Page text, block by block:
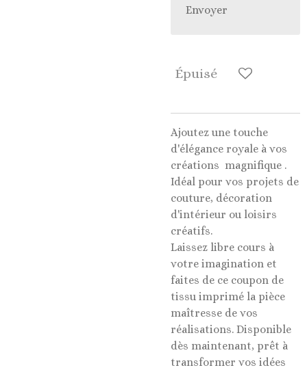
Envoyer
Épuisé
Ajoutez une touche
d'élégance royale à vos
créations magnifique .
Idéal pour vos projets de
couture, décoration
d'intérieur ou loisirs
créatifs.
Laissez libre cours à
votre imagination et
faites de ce coupon de
tissu imprimé la pièce
maîtresse de vos
réalisations. Disponible
dès maintenant, prêt à
transformer vos idées